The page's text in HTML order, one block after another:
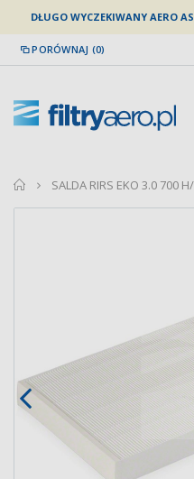
DŁUGO WYCZEKIWANY AERO
PORÓWNAJ (0)
home
SALDA RIRS EKO 3.0 700